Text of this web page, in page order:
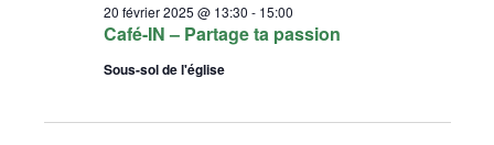
Café-IN – Partage ta passion
20 février 2025 @ 13:30 - 15:00
Sous-sol de l'église